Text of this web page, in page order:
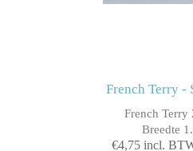
French Terry -
French Terry
Breedte
€4,75 incl.